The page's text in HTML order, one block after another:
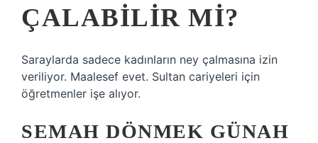
ÇALABILIR MI?
Saraylarda sadece kadınların ney çalmasına izin
veriliyor. Maalesef evet. Sultan cariyeleri için
öğretmenler işe alıyor.
SEMAH DÖNMEK GÜNAH